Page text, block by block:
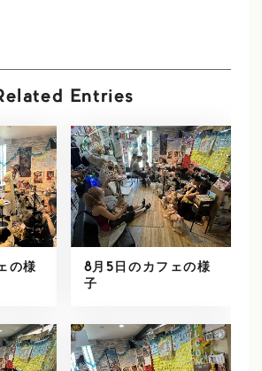
Entries
の様
8月5日のカフェの様
子